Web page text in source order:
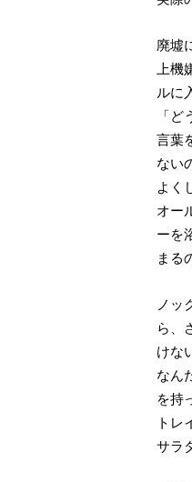
廃墟
上
ルに
「
言葉
ない
よく
オー
ーを
まる
ノッ
ら、
けな
なん
を持
トレ
サラ